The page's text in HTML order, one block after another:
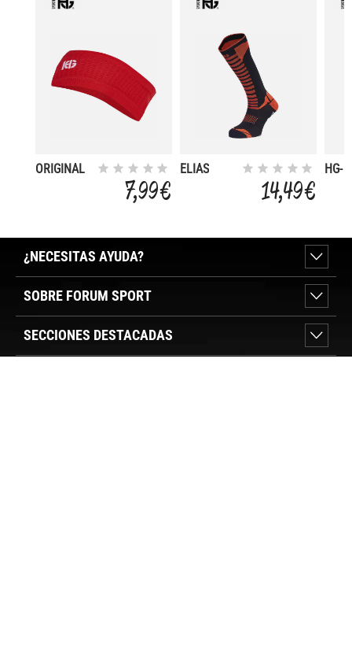
ORIGINAL
7,99 €
ELIAS
14,49 €
HG-
¿NECESITAS AYUDA?
SOBRE FORUM SPORT
SECCIONES DESTACADAS